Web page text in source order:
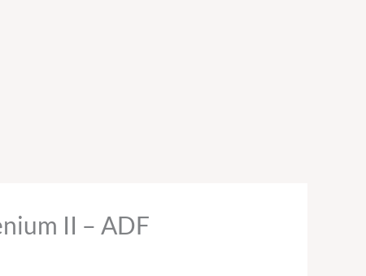
II – ADF